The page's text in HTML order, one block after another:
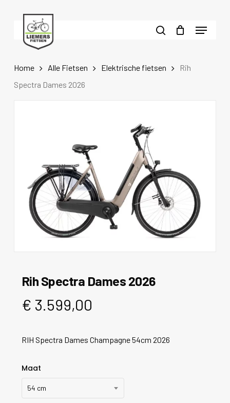
Menu
Home Alle Fietsen Elektrische fietsen
Rih
Spectra Dames 2026
Rih Spectra Dames 2026
€ 3.599,00
RIH Spectra Dames Champagne 54cm 2026
Maat
54 cm